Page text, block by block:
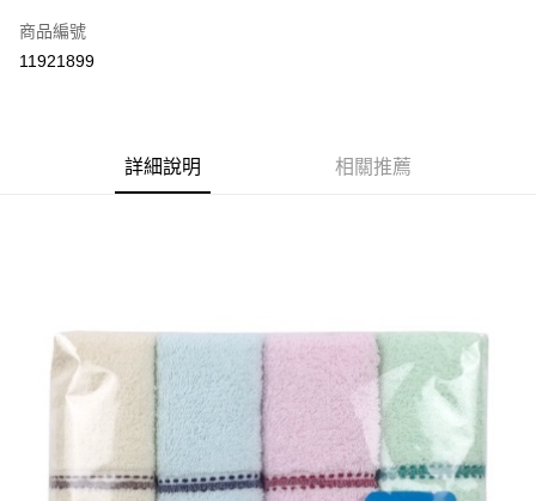
每筆NT$60，滿NT$599(含以上)免運費
付款後全家取貨
每筆NT$60，滿NT$599(含以上)免運費
每筆NT$120，滿NT$1,999(含以上)免運費
商品編號
11921899
詳細說明 相關推薦